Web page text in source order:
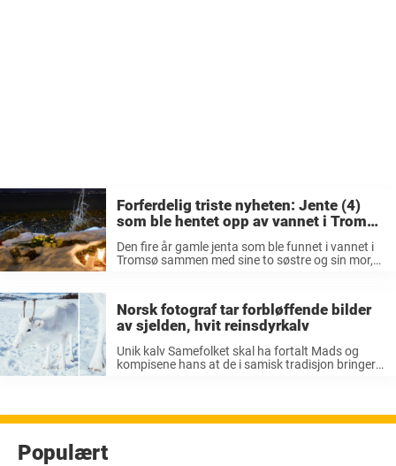
Forferdelig triste nyheten: Jente (4)
som ble hentet opp av vannet i Tromsø
Den fire år gamle jenta som ble funnet i vannet i
Tromsø sammen med sine to søstre og sin mor,
Norsk fotograf tar forbløffende bilder
av sjelden, hvit reinsdyrkalv
Unik kalv Samefolket skal ha fortalt Mads og
kompisene hans at de i samisk tradisjon bringer
Populært